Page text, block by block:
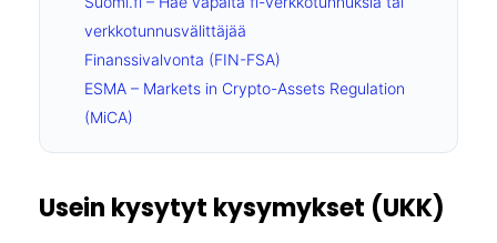
verkkotunnusvälittäjää
Finanssivalvonta (FIN-FSA)
ESMA – Markets in Crypto-Assets Regulation
(MiCA)
Usein kysytyt kysymykset (UKK)